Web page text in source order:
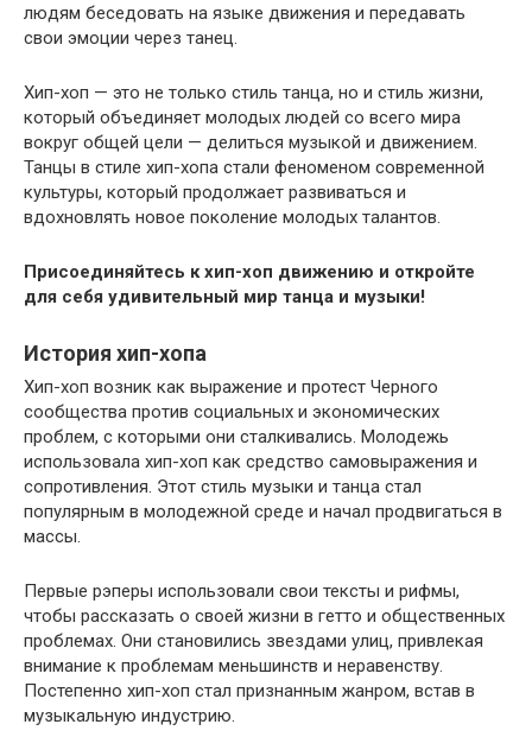
людям беседовать на языке движения и передавать
свои эмоции через танец.
Хип-хоп — это не только стиль танца, но и стиль жизни,
который объединяет молодых людей со всего мира
вокруг общей цели — делиться музыкой и движением.
Танцы в стиле хип-хопа стали феноменом современной
культуры, который продолжает развиваться и
вдохновлять новое поколение молодых талантов.
Присоединяйтесь к хип-хоп движению и откройте
для себя удивительный мир танца и музыки!
История хип-хопа
Хип-хоп возник как выражение и протест Черного
сообщества против социальных и экономических
проблем, с которыми они сталкивались. Молодежь
использовала хип-хоп как средство самовыражения и
сопротивления. Этот стиль музыки и танца стал
популярным в молодежной среде и начал продвигаться в
массы.
Первые рэперы использовали свои тексты и рифмы,
чтобы рассказать о своей жизни в гетто и общественных
проблемах. Они становились звездами улиц, привлекая
внимание к проблемам меньшинств и неравенству.
Постепенно хип-хоп стал признанным жанром, встав в
музыкальную индустрию.